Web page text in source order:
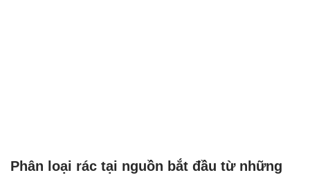
Phân loại rác tại nguồn bắt đầu từ những